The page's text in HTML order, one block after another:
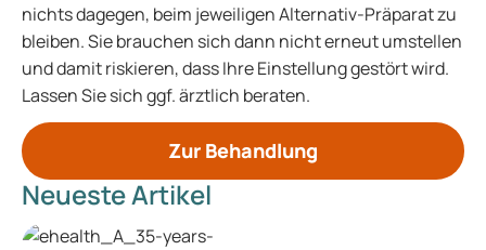
nichts dagegen, beim jeweiligen Alternativ-Präparat zu
bleiben. Sie brauchen sich dann nicht erneut umstellen
und damit riskieren, dass Ihre Einstellung gestört wird.
Lassen Sie sich ggf. ärztlich beraten.
Zur Behandlung
Neueste Artikel